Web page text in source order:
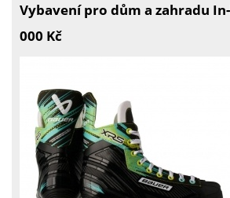
Vybavení pro dům a zahradu
000 Kč